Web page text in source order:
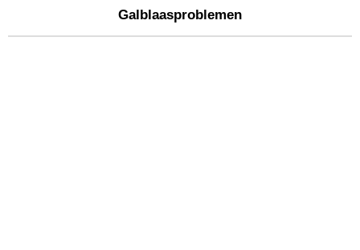
Vragen en AntwoordenGalblaasproblemen